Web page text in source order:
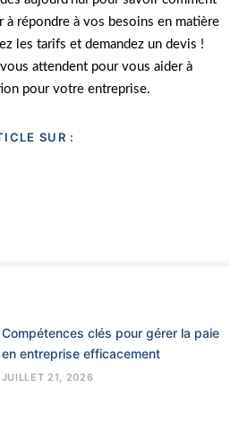
à répondre à vos besoins en matière
les tarifs et demandez un devis !
attendent pour vous aider à
pour votre entreprise.
SUR :
Compétences clés pour gérer la paie
en entreprise efficacement
JUILLET 21, 2026